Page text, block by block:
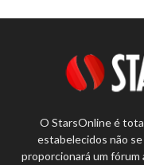
O StarsOnline é
estabelecidos não
proporcionará um